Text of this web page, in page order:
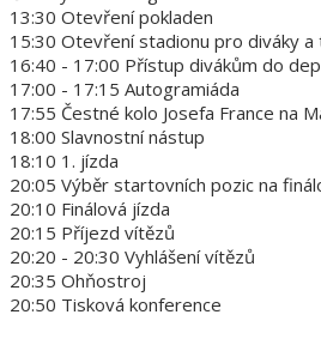
13:30 Otevření pokladen
15:30 Otevření stadionu pro diváky
16:40 - 17:00 Přístup divákům do
17:00 - 17:15 Autogramiáda
17:55 Čestné kolo Josefa France na
18:00 Slavnostní nástup
18:10 1. jízda
20:05 Výběr startovních pozic na
20:10 Finálová jízda
20:15 Příjezd vítězů
20:20 - 20:30 Vyhlášení vítězů
20:35 Ohňostroj
20:50 Tisková konference